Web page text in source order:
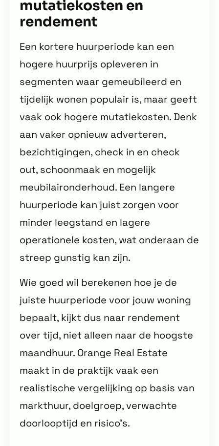
mutatiekosten en
rendement
Een kortere huurperiode kan een
hogere huurprijs opleveren in
segmenten waar gemeubileerd en
tijdelijk wonen populair is, maar geeft
vaak ook hogere mutatiekosten. Denk
aan vaker opnieuw adverteren,
bezichtigingen, check in en check
out, schoonmaak en mogelijk
meubilaironderhoud. Een langere
huurperiode kan juist zorgen voor
minder leegstand en lagere
operationele kosten, wat onderaan de
streep gunstig kan zijn.
Wie goed wil berekenen hoe je de
juiste huurperiode voor jouw woning
bepaalt, kijkt dus naar rendement
over tijd, niet alleen naar de hoogste
maandhuur. Orange Real Estate
maakt in de praktijk vaak een
realistische vergelijking op basis van
markthuur, doelgroep, verwachte
doorlooptijd en risico’s.